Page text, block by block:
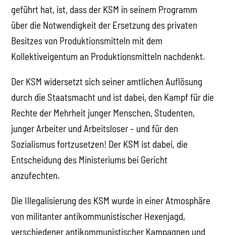
geführt hat, ist, dass der KSM in seinem Programm
über die Notwendigkeit der Ersetzung des privaten
Besitzes von Produktionsmitteln mit dem
Kollektiveigentum an Produktionsmitteln nachdenkt.
Der KSM widersetzt sich seiner amtlichen Auflösung
durch die Staatsmacht und ist dabei, den Kampf für die
Rechte der Mehrheit junger Menschen, Studenten,
junger Arbeiter und Arbeitsloser – und für den
Sozialismus fortzusetzen! Der KSM ist dabei, die
Entscheidung des Ministeriums bei Gericht
anzufechten.
Die Illegalisierung des KSM wurde in einer Atmosphäre
von militanter antikommunistischer Hexenjagd,
verschiedener antikommunistischer Kampagnen und